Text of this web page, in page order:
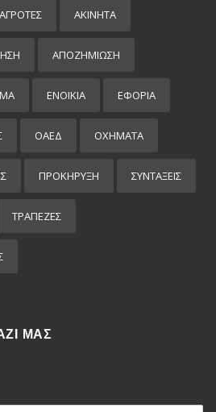
ΑΓΡΟΤΕΣ ΑΚΙΝΗΤΑ
ΑΠΟΖΗΜΙΩΣΗ
ΕΝΟΙΚΙΑ ΕΦΟΡΙΑ
ΟΑΕΔ ΟΧΗΜΑΤΑ
ΠΡΟΚΉΡΥΞΗ ΣΥΝΤΑΞΕΙΣ
ΤΡΑΠΕΖΕΣ
ΜΑΣ